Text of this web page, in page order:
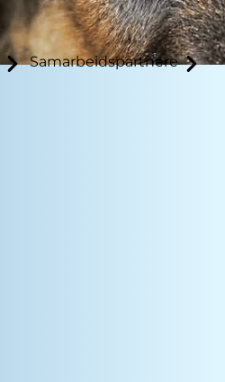
Samarbeidspartnere